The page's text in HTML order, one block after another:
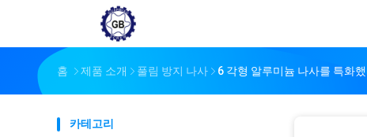
홈 제품 소개 풀림 방지 나사 6 각형 알루미늄 나사를 특화
카테고리